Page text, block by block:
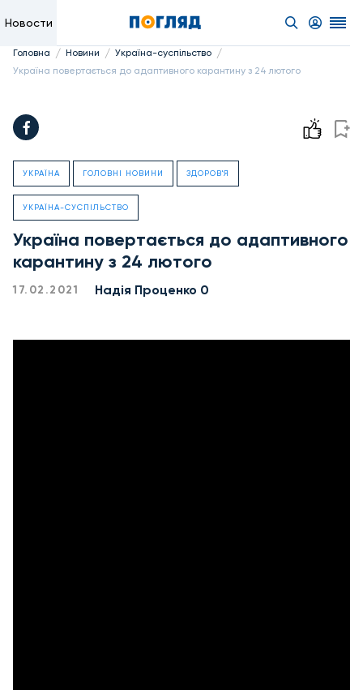
Новости
Головна / Новини / Україна-суспільство /
Україна повертається до адаптивного карантину з 24 лютого
УКРАЇНА ГОЛОВНІ НОВИНИ ЗДОРОВ'Я
УКРАЇНА-СУСПІЛЬСТВО
Україна повертається до адаптивного
карантину з 24 лютого
17.02.2021 Надiя Проценко 0